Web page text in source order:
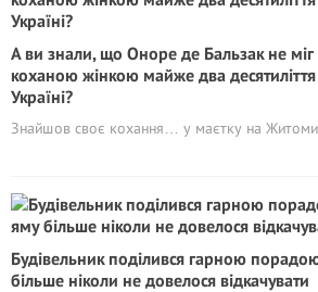
А ви знали, що Оноре де Бальзак не
коханою жінкою майже два
Україні?
Знайшов своє кохання… у маєтку на
Будівельник поділився гарною
більше ніколи не довелося відкачувати